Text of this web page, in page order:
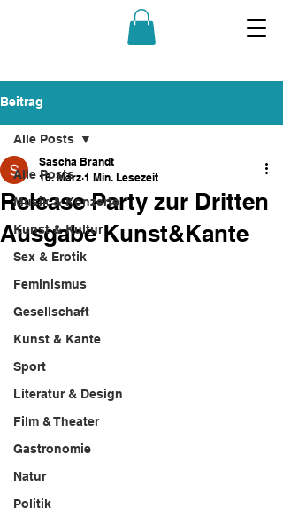
Beitrag
Alle Posts
Musik & Konzerte
Kunst & Kultur
Sex & Erotik
Feminismus
Gesellschaft
Kunst & Kante
Sport
Literatur & Design
Film & Theater
Gastronomie
Natur
Politik
Alle Posts
Release Party zur Dritten
Ausgabe Kunst&Kante
Sascha Brandt
16. März 1 Min. Lesezeit